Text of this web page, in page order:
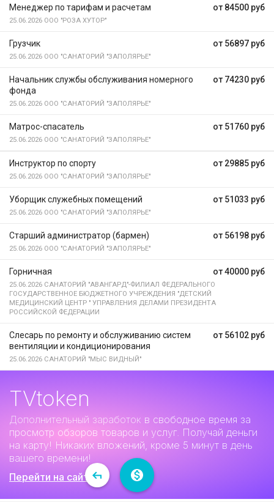
от 84500 руб
Менеджер по тарифам и расчетам
25.06.2026 ООО "РОЗА ХУТОР"
от 56897 руб
Грузчик
25.06.2026 ООО "САНАТОРИЙ "ЗАПОЛЯРЬЕ"
от 74230 руб
Начальник службы обслуживания номерного
фонда
25.06.2026 ООО "САНАТОРИЙ "ЗАПОЛЯРЬЕ"
от 51760 руб
Матрос-спасатель
25.06.2026 ООО "САНАТОРИЙ "ЗАПОЛЯРЬЕ"
от 29885 руб
Инструктор по спорту
25.06.2026 ООО "САНАТОРИЙ "ЗАПОЛЯРЬЕ"
от 51033 руб
Уборщик служебных помещений
25.06.2026 ООО "САНАТОРИЙ "ЗАПОЛЯРЬЕ"
от 56198 руб
Старший администратор (бармен)
25.06.2026 ООО "САНАТОРИЙ "ЗАПОЛЯРЬЕ"
от 40000 руб
Горничная
25.06.2026 САНАТОРИЙ "АВАНГАРД"-ФИЛИАЛ ФЕДЕРАЛЬНОГО
ГОСУДАРСТВЕННОЕ БЮДЖЕТНОГО УЧРЕЖДЕНИЯ "ДЕТСКИЙ
МЕДИЦИНСКИЙ ЦЕНТР " УПРАВЛЕНИЯ ДЕЛАМИ ПРЕЗИДЕНТА
РОССИЙСКОЙ ФЕДЕРАЦИИ
от 56102 руб
Слесарь по ремонту и обслуживанию систем
вентиляции и кондиционирования
25.06.2026 САНАТОРИЙ "МЫС ВИДНЫЙ"
TVtoken
Дополнительный заработок в свободное время за
просмотр обзоров товаров и услуг. Получай деньги
на карту! Никаких вложений, кроме 5 минут в день
вашего времени!
Перейти на сайт